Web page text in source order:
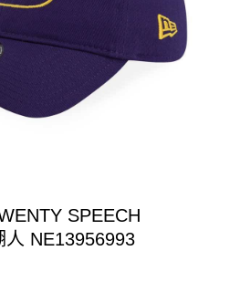
SPEECH
人 NE13956993